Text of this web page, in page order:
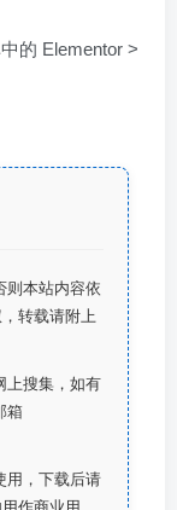
的 Elementor >
则本站内容依
转载请附上
上搜集，如有
箱
用，下载后请